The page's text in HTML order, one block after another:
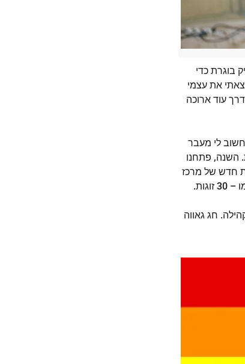
100 שנה להיווסדה, מספיק בוגרת כדי
את עצמי
עוד ארוכה
לי מעבר
השנה, פתחנו
חדש של מרכז
חג גאווה